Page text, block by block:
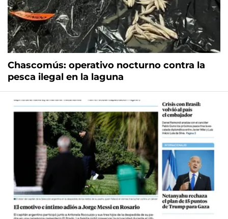
Chascomús: operativo nocturno contra la
pesca ilegal en la laguna